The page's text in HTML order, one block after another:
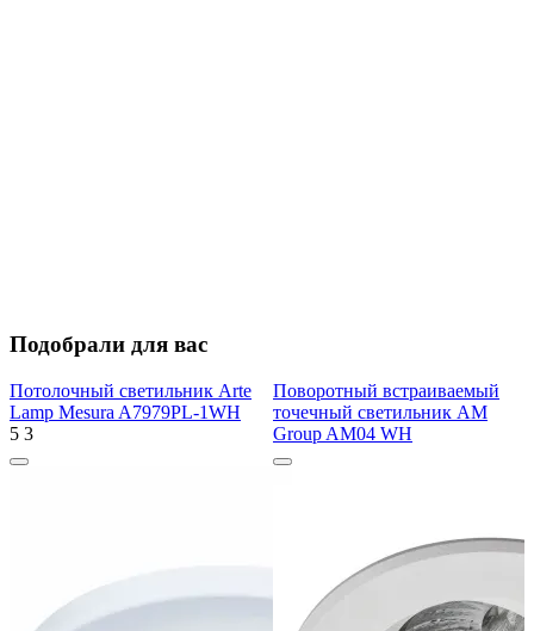
Подобрали для вас
Потолочный светильник Arte
Lamp Mesura A7979PL-1WH
5 3
Поворотный встраиваемый
точечный светильник AM
Group AM04 WH